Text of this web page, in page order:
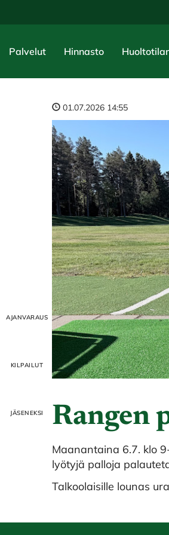
Palvelut Hinnasto
01.07.2026 14:55
Rangen
Maanantaina 6.7. klo
lyötyjä palloja
Talkoolaisille lounas